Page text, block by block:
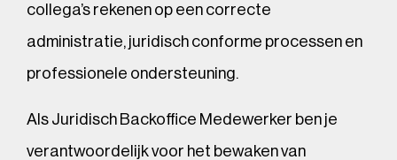
collega’s rekenen op een correcte
administratie, juridisch conforme processen en
professionele ondersteuning.
Als Juridisch Backoffice Medewerker ben je
verantwoordelijk voor het bewaken van